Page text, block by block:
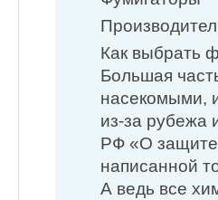
Как выбрать
Большая
насекомыми,
из-за рубежа
РФ «О защите
написанной
А ведь все